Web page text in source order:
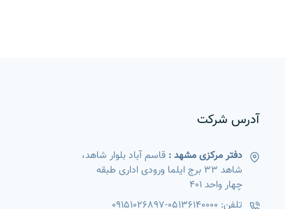
آدرس شرکت
دفتر مرکزی مشهد : قاسم آباد بلوار شاهد،
شاهد 33 برج ایلما ورودی اداری طبقه
چهار واحد 401
تلفن: 05136140000
-
09151026897